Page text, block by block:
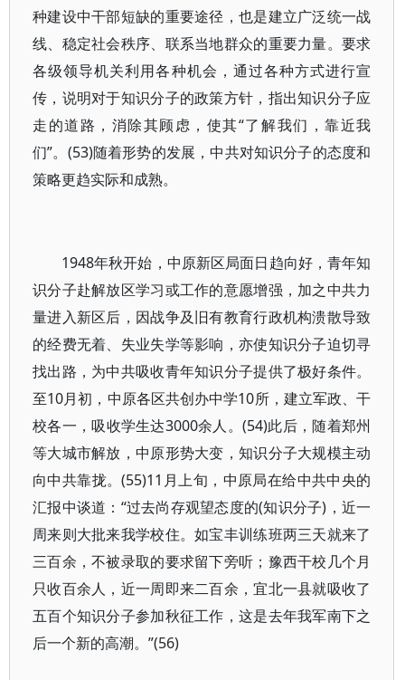
种建设中干部短缺的重要途径，也是建立广泛统一战
线、稳定社会秩序、联系当地群众的重要力量。要求
各级领导机关利用各种机会，通过各种方式进行宣
传，说明对于知识分子的政策方针，指出知识分子应
走的道路，消除其顾虑，使其“了解我们，靠近我
们”。(53)随着形势的发展，中共对知识分子的态度和
策略更趋实际和成熟。
1948年秋开始，中原新区局面日趋向好，青年知
识分子赴解放区学习或工作的意愿增强，加之中共力
量进入新区后，因战争及旧有教育行政机构溃散导致
的经费无着、失业失学等影响，亦使知识分子迫切寻
找出路，为中共吸收青年知识分子提供了极好条件。
至10月初，中原各区共创办中学10所，建立军政、干
校各一，吸收学生达3000余人。(54)此后，随着郑州
等大城市解放，中原形势大变，知识分子大规模主动
向中共靠拢。(55)11月上旬，中原局在给中共中央的
汇报中谈道：“过去尚存观望态度的(知识分子)，近一
周来则大批来我学校住。如宝丰训练班两三天就来了
三百余，不被录取的要求留下旁听；豫西干校几个月
只收百余人，近一周即来二百余，宜北一县就吸收了
五百个知识分子参加秋征工作，这是去年我军南下之
后一个新的高潮。”(56)